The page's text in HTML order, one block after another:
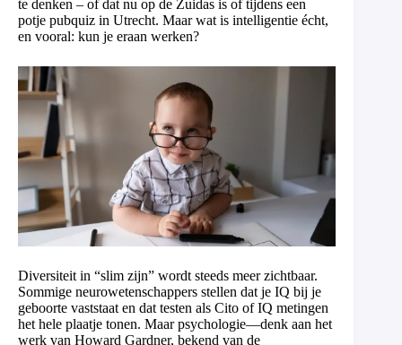
te denken – of dat nu op de Zuidas is of tijdens een
potje pubquiz in Utrecht. Maar wat is intelligentie écht,
en vooral: kun je eraan werken?
Diversiteit in “slim zijn” wordt steeds meer zichtbaar.
Sommige neurowetenschappers stellen dat je IQ bij je
geboorte vaststaat en dat testen als Cito of IQ metingen
het hele plaatje tonen. Maar psychologie—denk aan het
werk van Howard Gardner, bekend van de